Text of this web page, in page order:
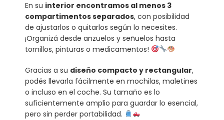
En su interior encontramos al menos 3
compartimentos separados, con posibilidad
de ajustarlos o quitarlos según lo necesites.
¡Organizá desde anzuelos y señuelos hasta
tornillos, pinturas o medicamentos!
Gracias a su diseño compacto y rectangular,
podés llevarla fácilmente en mochilas, maletines
o incluso en el coche. Su tamaño es lo
suficientemente amplio para guardar lo esencial,
pero sin perder portabilidad.